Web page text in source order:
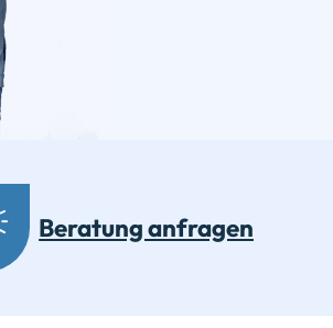
Beratung anfragen